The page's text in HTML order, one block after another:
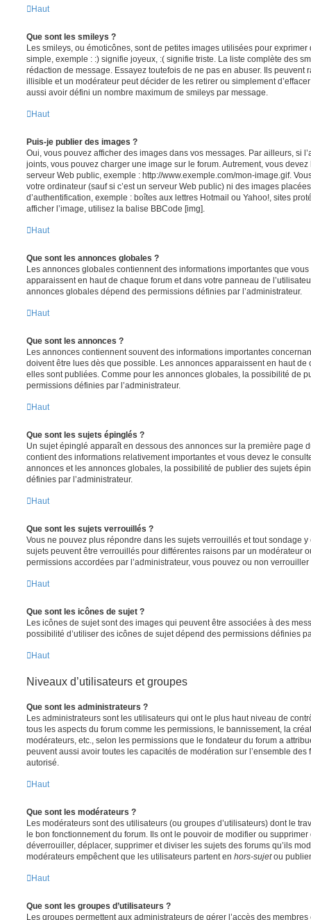
Haut
Que sont les smileys ?
Les smileys, ou émoticônes, sont de petites images utilisées pour
simple, exemple : :) signifie joyeux, :( signifie triste. La liste complète des
rédaction de message. Essayez toutefois de ne pas en abuser. Ils peuvent
illisible et un modérateur peut décider de les retirer ou simplement
aussi avoir défini un nombre maximum de smileys par message.
Haut
Puis-je publier des images ?
Oui, vous pouvez afficher des images dans vos messages. Par ailleurs, si
joints, vous pouvez charger une image sur le forum. Autrement, vous
serveur Web public, exemple : http://www.exemple.com/mon-image.gif.
votre ordinateur (sauf si c’est un serveur Web public) ni des images
d’authentification, exemple : boîtes aux lettres Hotmail ou Yahoo!, sites
afficher l’image, utilisez la balise BBCode [img].
Haut
Que sont les annonces globales ?
Les annonces globales contiennent des informations importantes que
apparaissent en haut de chaque forum et dans votre panneau de
annonces globales dépend des permissions définies par l’administrateur.
Haut
Que sont les annonces ?
Les annonces contiennent souvent des informations importantes
doivent être lues dès que possible. Les annonces apparaissent en haut
elles sont publiées. Comme pour les annonces globales, la possibilité de
permissions définies par l’administrateur.
Haut
Que sont les sujets épinglés ?
Un sujet épinglé apparaît en dessous des annonces sur la première page
contient des informations relativement importantes et vous devez le
annonces et les annonces globales, la possibilité de publier des sujets
définies par l’administrateur.
Haut
Que sont les sujets verrouillés ?
Vous ne pouvez plus répondre dans les sujets verrouillés et tout sondage
sujets peuvent être verrouillés pour différentes raisons par un modérateur
permissions accordées par l’administrateur, vous pouvez ou non
Haut
Que sont les icônes de sujet ?
Les icônes de sujet sont des images qui peuvent être associées à des
possibilité d’utiliser des icônes de sujet dépend des permissions définies
Haut
Niveaux d’utilisateurs et groupes
Que sont les administrateurs ?
Les administrateurs sont les utilisateurs qui ont le plus haut niveau de
tous les aspects du forum comme les permissions, le bannissement, la
modérateurs, etc., selon les permissions que le fondateur du forum a
peuvent aussi avoir toutes les capacités de modération sur l’ensemble
autorisé.
Haut
Que sont les modérateurs ?
Les modérateurs sont des utilisateurs (ou groupes d’utilisateurs) dont le
le bon fonctionnement du forum. Ils ont le pouvoir de modifier ou
déverrouiller, déplacer, supprimer et diviser les sujets des forums qu’ils
modérateurs empêchent que les utilisateurs partent en hors-sujetou
Haut
Que sont les groupes d’utilisateurs ?
Les groupes permettent aux administrateurs de gérer l’accès des